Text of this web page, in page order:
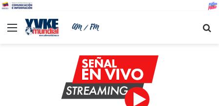
Menu